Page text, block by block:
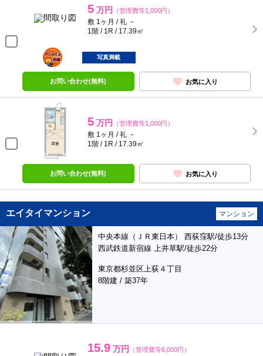
5 万円 （管理費等1,000円）
敷 1ヶ月 / 礼 －
1階 / 1R / 17.39㎡
ポンタ
部屋
写真満載
お問い合わせ(無料) お気に入り
5 万円 （管理費等1,000円）
敷 1ヶ月 / 礼 －
1階 / 1R / 17.39㎡
お問い合わせ(無料) お気に入り
エイタイマンション マンション
中央本線（ＪＲ東日本） 西荻窪駅/徒歩13分
西武鉄道新宿線 上井草駅/徒歩22分
東京都杉並区上荻４丁目
8階建 / 築37年
15.9 万円 （管理費等6,000円）